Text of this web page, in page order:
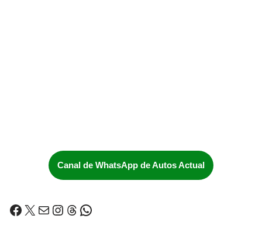
Canal de WhatsApp de Autos Actual